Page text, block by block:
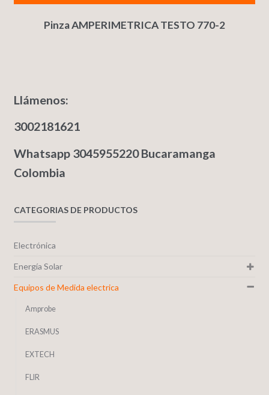
Pinza AMPERIMETRICA TESTO 770-2
Llámenos:
3002181621
Whatsapp 3045955220 Bucaramanga
Colombia
CATEGORIAS DE PRODUCTOS
Electrónica
Energía Solar
Equipos de Medida electrica
Amprobe
ERASMUS
EXTECH
FLIR